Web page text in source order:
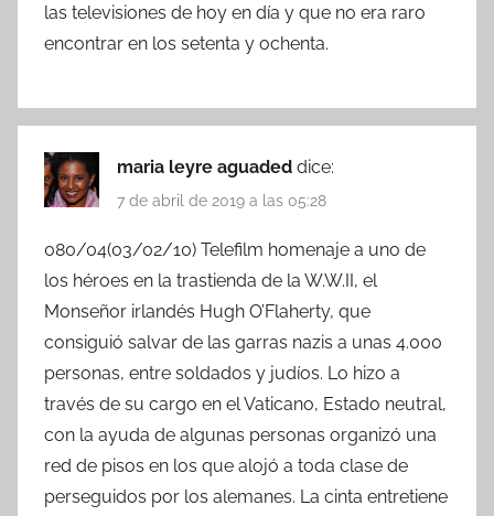
las televisiones de hoy en día y que no era raro
encontrar en los setenta y ochenta.
maria leyre aguaded dice:
7 de abril de 2019 a las 05:28
080/04(03/02/10) Telefilm homenaje a uno de
los héroes en la trastienda de la W.W.II, el
Monseñor irlandés Hugh O’Flaherty, que
consiguió salvar de las garras nazis a unas 4.000
personas, entre soldados y judíos. Lo hizo a
través de su cargo en el Vaticano, Estado neutral,
con la ayuda de algunas personas organizó una
red de pisos en los que alojó a toda clase de
perseguidos por los alemanes. La cinta entretiene